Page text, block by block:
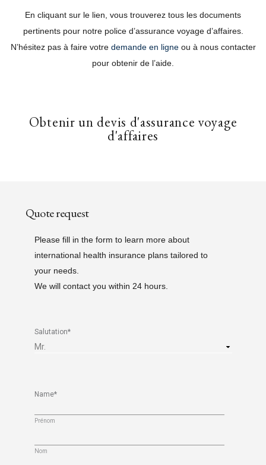
En cliquant sur le lien, vous trouverez tous les documents
pertinents pour notre police d’assurance voyage d’affaires.
N’hésitez pas à faire votre demande en ligneou à nous contacter
pour obtenir de l’aide.
Obtenir un devis d'assurance voyage
d'affaires
Quote request
Please fill in the form to learn more about
international health insurance plans tailored to
your needs.
We will contact you within 24 hours.
Salutation*
Name*
Prénom
Nom